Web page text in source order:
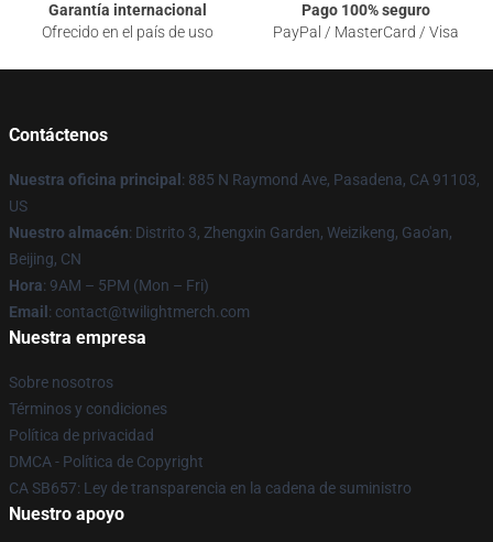
Garantía internacional
Ofrecido en el país de uso
Pago 100% seguro
PayPal / MasterCard / Visa
Contáctenos
Nuestra oficina principal : 885 N Raymond Ave, Pasadena, CA 91103,
US
Nuestro almacén: Distrito 3, Zhengxin Garden, Weizikeng, Gao'an,
Beijing, CN
Hora: 9AM – 5PM (Mon – Fri)
Email : contact@twilightmerch.com
Nuestra empresa
Sobre nosotros
Términos y condiciones
Política de privacidad
DMCA - Política de Copyright
CA SB657: Ley de transparencia en la cadena de suministro
Nuestro apoyo